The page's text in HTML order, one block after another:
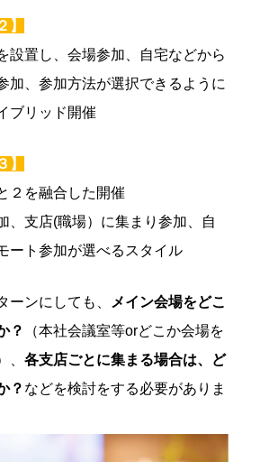
】
設置し、会場参加、自宅などから
加、参加方法が選択できるように
ブリッド開催
】
２を融合した開催
、支店(職場）に集まり参加、自
ート参加が選べるスタイル
ーンにしても、
メイン会場をどこ
？
（本社会議室等orどこか会場を
、 各支店ごとに集まる場合は、ど
？ などを検討をする必要がありま